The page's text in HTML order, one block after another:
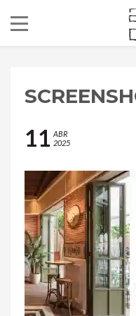
11 ABR
2025